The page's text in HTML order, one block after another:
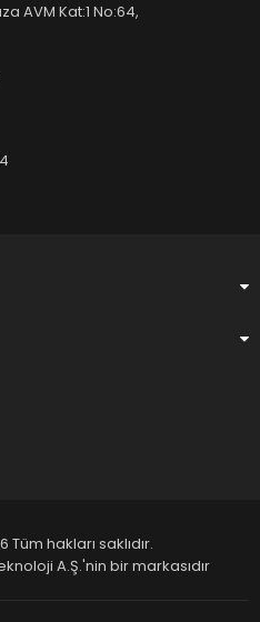
AVM Kat:1 No:64,
hakları saklıdır.
A.Ş.'nin bir markasıdır